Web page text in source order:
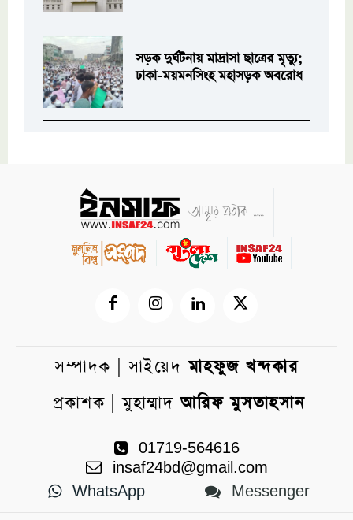
সড়ক দুর্ঘটনায় মাদ্রাসা ছাত্রের মৃত্যু;
ঢাকা-ময়মনসিংহ মহাসড়ক অবরোধ
সম্পাদক | সাইয়েদমাহফুজ খন্দকার
প্রকাশক | মুহাম্মাদআরিফ মুসতাহসান
01719-564616
insaf24bd@gmail.com
WhatsApp
Messenger